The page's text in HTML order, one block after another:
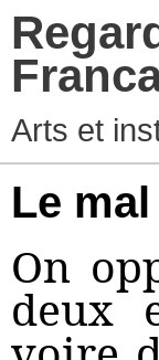
Arts et
Le
On
deux